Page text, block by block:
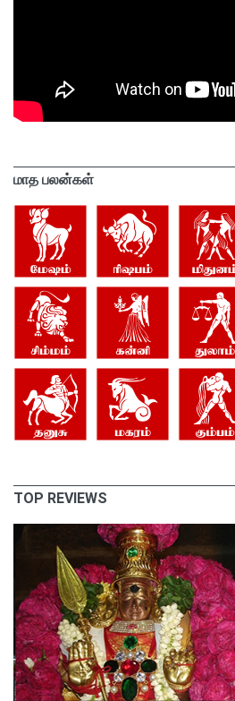
மாத பலன்கள்
TOP REVIEWS